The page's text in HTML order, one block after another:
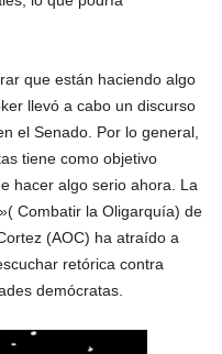
que están haciendo algo
llevó a cabo un discurso
el Senado. Por lo general,
tiene como objetivo
hacer algo serio ahora. La
Combatir la Oligarquía) de
(AOC) ha atraído a
retórica contra
demócratas.